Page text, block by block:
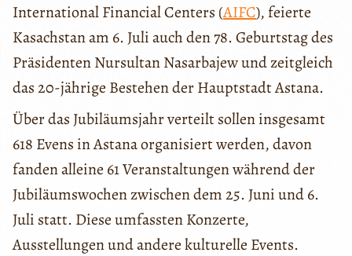
International Financial Centers (AIFC), feierte
Kasachstan am 6. Juli auch den 78. Geburtstag des
Präsidenten Nursultan Nasarbajew und zeitgleich
das 20-jährige Bestehen der Hauptstadt Astana.
Über das Jubiläumsjahr verteilt sollen insgesamt
618 Evens in Astana organisiert werden, davon
fanden alleine 61 Veranstaltungen während der
Jubiläumswochen zwischen dem 25. Juni und 6.
Juli statt. Diese umfassten Konzerte,
Ausstellungen und andere kulturelle Events.